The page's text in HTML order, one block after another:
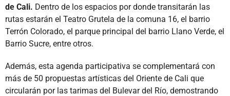
de Cali. Dentro de los espacios por donde transitarán las
rutas estarán el Teatro Grutela de la comuna 16, el barrio
Terrón Colorado, el parque principal del barrio Llano Verde, el
Barrio Sucre, entre otros.
Además, esta agenda participativa se complementará con
más de 50 propuestas artísticas del Oriente de Cali que
circularán por las tarimas del Bulevar del Río, demostrando